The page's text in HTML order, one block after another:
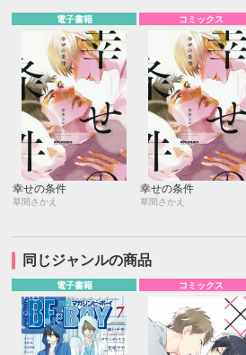
電子書籍
幸せの条件
草間さかえ
コミックス
幸せの条件
草間さかえ
同じジャンルの商品
電子書籍 コミックス